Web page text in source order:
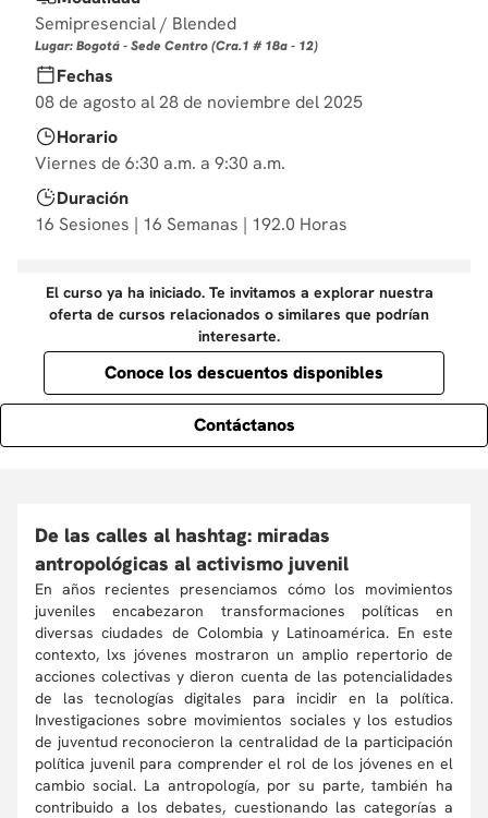
10. derecho
Semipresencial / Blended
Lugar: Bogotá - Sede Centro (Cra.1 # 18a - 12)
Fechas
08 de agosto al 28 de noviembre del 2025
Horario
Viernes de 6:30 a.m. a 9:30 a.m.
Duración
16 Sesiones | 16 Semanas | 192.0 Horas
El curso ya ha iniciado. Te invitamos a explorar nuestra
oferta de cursos relacionados o similares que podrían
interesarte.
Conoce los descuentos disponibles
Contáctanos
De las calles al hashtag: miradas
antropológicas al activismo juvenil
En años recientes presenciamos cómo los movimientos
juveniles encabezaron transformaciones políticas en
diversas ciudades de Colombia y Latinoamérica. En este
contexto, lxs jóvenes mostraron un amplio repertorio de
acciones colectivas y dieron cuenta de las potencialidades
de las tecnologías digitales para incidir en la política.
Investigaciones sobre movimientos sociales y los estudios
de juventud reconocieron la centralidad de la participación
política juvenil para comprender el rol de los jóvenes en el
cambio social. La antropología, por su parte, también ha
contribuido a los debates, cuestionando las categorías a